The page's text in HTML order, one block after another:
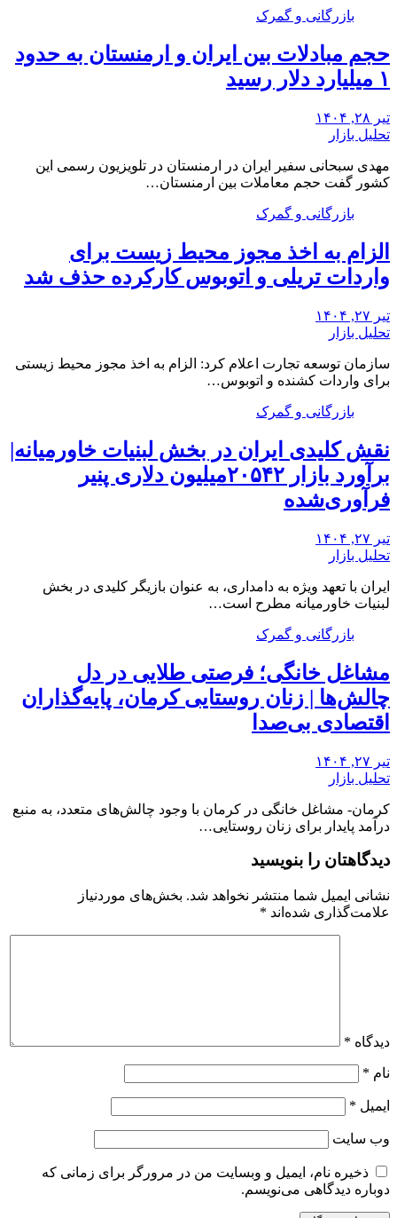
بازرگانی و گمرک
حجم مبادلات بین ایران و ارمنستان به حدود
۱ میلیارد دلار رسید
تیر ۲۸, ۱۴۰۴
تحلیل بازار
مهدی سبحانی سفیر ایران در ارمنستان در تلویزیون رسمی این
کشور گفت حجم معاملات بین ارمنستان…
بازرگانی و گمرک
الزام به اخذ مجوز محیط زیست برای
واردات تریلی و اتوبوس کارکرده حذف شد
تیر ۲۷, ۱۴۰۴
تحلیل بازار
سازمان توسعه تجارت اعلام کرد: الزام به اخذ مجوز محیط زیستی
برای واردات کشنده و اتوبوس…
بازرگانی و گمرک
نقش کلیدی ایران در بخش لبنیات خاورمیانه|
برآورد بازار ۲۰۵۴۲میلیون دلاری پنیر
فرآوری‌شده
تیر ۲۷, ۱۴۰۴
تحلیل بازار
ایران با تعهد ویژه به دامداری، به عنوان بازیگر کلیدی در بخش
لبنیات خاورمیانه مطرح است…
بازرگانی و گمرک
مشاغل خانگی؛ فرصتی طلایی در دل
چالش‌ها | زنان روستایی کرمان، پایه‌گذاران
اقتصادی بی‌صدا
تیر ۲۷, ۱۴۰۴
تحلیل بازار
کرمان- مشاغل خانگی در کرمان با وجود چالش‌های متعدد، به منبع
درآمد پایدار برای زنان روستایی…
دیدگاهتان را بنویسید
نشانی ایمیل شما منتشر نخواهد شد. بخش‌های موردنیاز
علامت‌گذاری شده‌اند *
دیدگاه *
نام *
ایمیل *
وب‌ سایت
ذخیره نام، ایمیل و وبسایت من در مرورگر برای زمانی که
دوباره دیدگاهی می‌نویسم.